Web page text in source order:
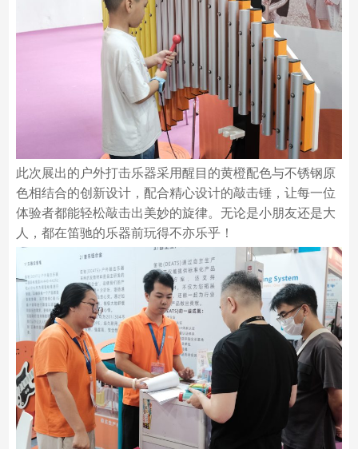
此次展出的户外打击乐器采用醒目的黄橙配色与不锈钢原
色相结合的创新设计，配合精心设计的敲击锤，让每一位
体验者都能轻松敲击出美妙的旋律。无论是小朋友还是大
人，都在笛驰的乐器前玩得不亦乐乎！